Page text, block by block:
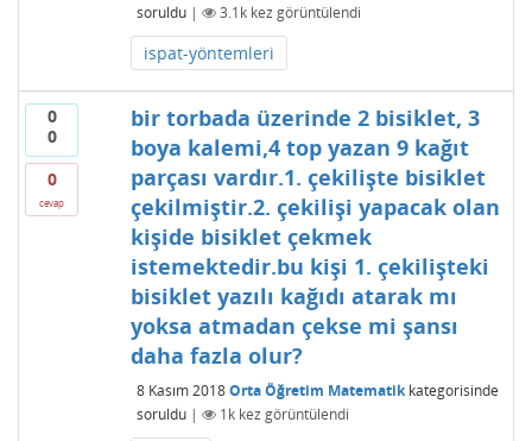
soruldu | 3.1kkez görüntülendi
ispat-yöntemleri
0
0
0
cevap
bir torbada üzerinde 2 bisiklet, 3
boya kalemi,4 top yazan 9 kağıt
parçası vardır.1. çekilişte bisiklet
çekilmiştir.2. çekilişi yapacak olan
kişide bisiklet çekmek
istemektedir.bu kişi 1. çekilişteki
bisiklet yazılı kağıdı atarak mı
yoksa atmadan çekse mi şansı
daha fazla olur?
8 Kasım 2018 Orta Öğretim Matematikkategorisinde
soruldu | 1kkez görüntülendi